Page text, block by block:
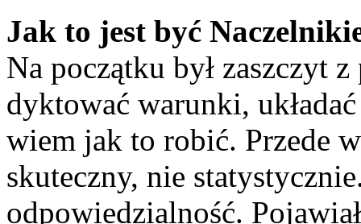
Jak to jest być
Na początku był zaszczyt
dyktować warunki,
wiem jak to robić. Przede
skuteczny, nie
odpowiedzialność.